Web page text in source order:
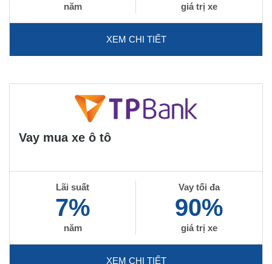
năm giá trị xe
XEM CHI TIẾT
Vay mua xe ô tô
Lãi suất
7%
năm
Vay tối đa
90%
giá trị xe
XEM CHI TIẾT